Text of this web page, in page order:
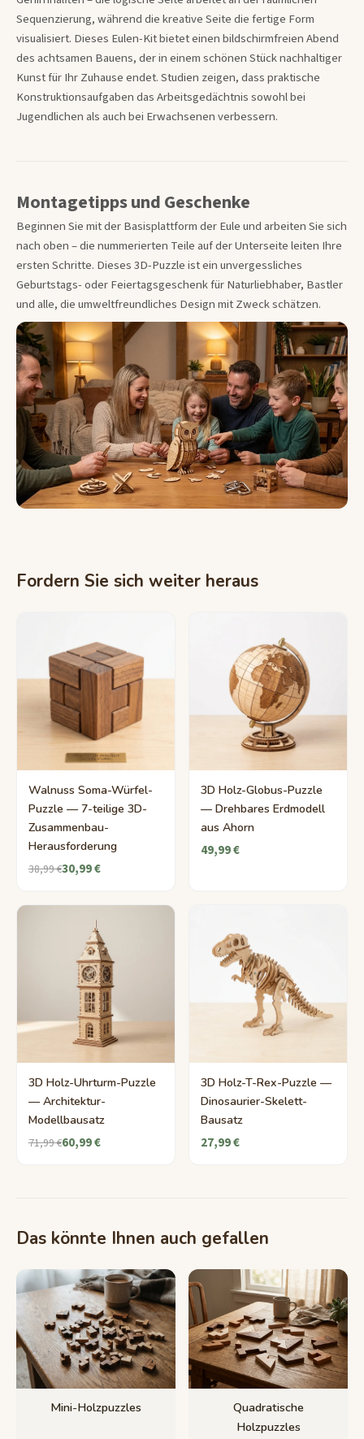
Sequenzierung, während die kreative Seite die fertige Form
visualisiert. Dieses Eulen-Kit bietet einen bildschirmfreien Abend
des achtsamen Bauens, der in einem schönen Stück nachhaltiger
Kunst für Ihr Zuhause endet. Studien zeigen, dass praktische
Konstruktionsaufgaben das Arbeitsgedächtnis sowohl bei
Jugendlichen als auch bei Erwachsenen verbessern.
Montagetipps und Geschenke
Beginnen Sie mit der Basisplattform der Eule und arbeiten Sie sich
nach oben – die nummerierten Teile auf der Unterseite leiten Ihre
ersten Schritte. Dieses 3D-Puzzle ist ein unvergessliches
Geburtstags- oder Feiertagsgeschenk für Naturliebhaber, Bastler
und alle, die umweltfreundliches Design mit Zweck schätzen.
Fordern Sie sich weiter heraus
Walnuss Soma-Würfel-
Puzzle — 7-teilige 3D-
Zusammenbau-
Herausforderung
38,99 €30,99 €
3D Holz-Globus-Puzzle
— Drehbares Erdmodell
aus Ahorn
49,99 €
3D Holz-Uhrturm-Puzzle
— Architektur-
Modellbausatz
71,99 €60,99 €
3D Holz-T-Rex-Puzzle —
Dinosaurier-Skelett-
Bausatz
27,99 €
Das könnte Ihnen auch gefallen
Mini-Holzpuzzles
Quadratische
Holzpuzzles